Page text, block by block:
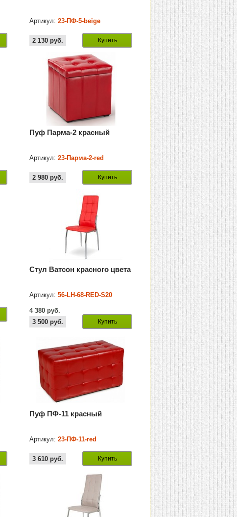
Артикул: 23-ПФ-5-beige
2 130 руб. Купить
Пуф Парма-2 красный
Артикул: 23-Парма-2-red
2 980 руб. Купить
Стул Ватсон красного цвета
Артикул: 56-LH-68-RED-S20
4 380 руб.
3 500 руб. Купить
Пуф ПФ-11 красный
Артикул: 23-ПФ-11-red
3 610 руб. Купить